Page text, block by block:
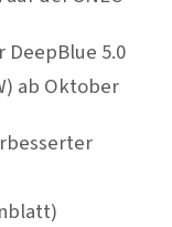
5.0
ab Oktober